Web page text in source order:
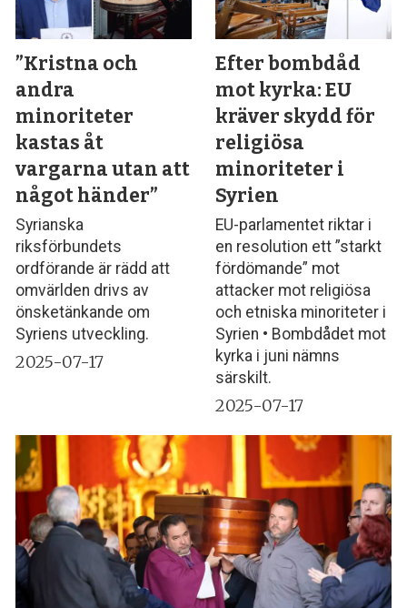
”Kristna och
andra
minoriteter
kastas åt
vargarna utan att
något händer”
Syrianska
riksförbundets
ordförande är rädd att
omvärlden drivs av
önsketänkande om
Syriens utveckling.
2025-07-17
Efter bombdåd
mot kyrka: EU
kräver skydd för
religiösa
minoriteter i
Syrien
EU-parlamentet riktar i
en resolution ett ”starkt
fördömande” mot
attacker mot religiösa
och etniska minoriteter i
Syrien • Bombdådet mot
kyrka i juni nämns
särskilt.
2025-07-17